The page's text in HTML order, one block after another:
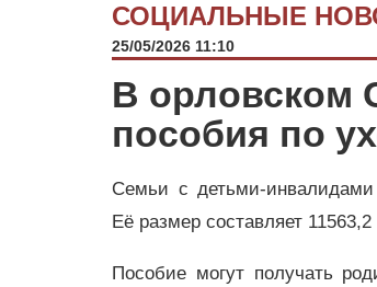
СОЦИАЛЬНЫЕ
25/05/2026 11:10
В орловском
пособия по
Семьи с детьми-
Её размер составляет 11563,2
Пособие могут получать